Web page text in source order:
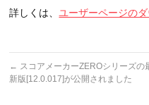
詳しくは、 ユーザーページの
← スコアメーカーZEROシリーズの
新版[12.0.017]が公開されました